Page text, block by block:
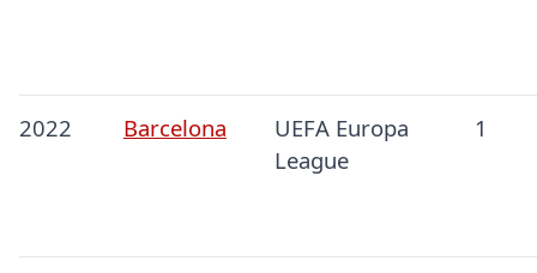
2022 Barcelona
UEFA Europa
League
1